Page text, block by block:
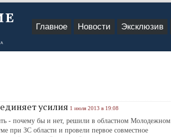
Главное Новости Эксклюзив
усилия 1 июля 2013 в 19:08
- почему бы и нет, решили в областном Молодежном
при ЗС области и провели первое совместное